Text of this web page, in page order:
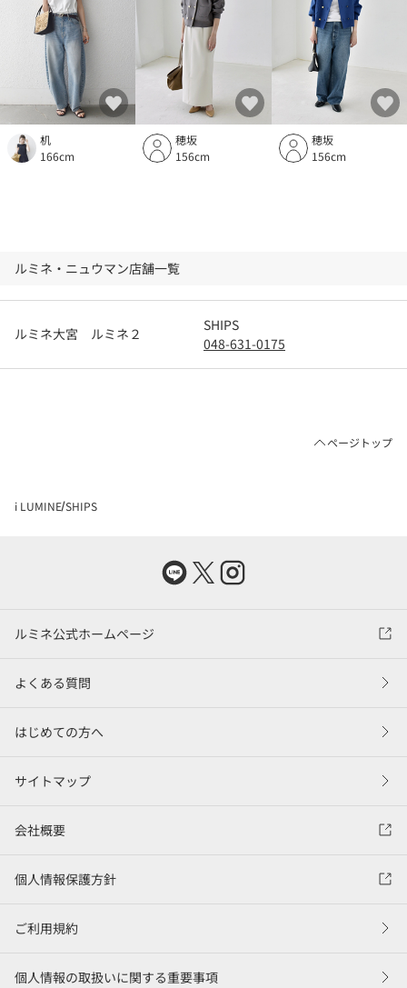
机
166cm
穂坂
156cm
穂坂
156cm
ルミネ・ニュウマン店舗一覧
ルミネ大宮 ルミネ２
SHIPS
048-631-0175
ページトップ
i LUMINE SHIPS
ルミネ公式ホームページ
よくある質問
はじめての方へ
サイトマップ
会社概要
個人情報保護方針
ご利用規約
個人情報の取扱いに関する重要事項